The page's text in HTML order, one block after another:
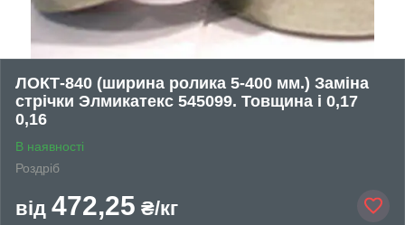
ЛОКТ-840 (ширина ролика 5-400 мм.) Заміна
стрічки Элмикатекс 545099. Товщина і 0,17
0,16
В наявності
Роздріб
від 472,25 ₴/кг